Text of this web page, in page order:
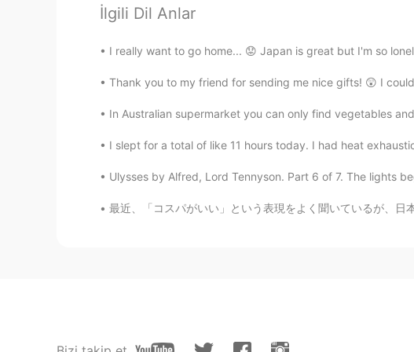
İlgili Dil Anlar
I really want to go home... 😟 Japan is great but I'm so
Thank you to my friend for sending me nice gifts! 😲 I
In Australian supermarket you can only find vegetables
I slept for a total of like 11 hours today. I had heat
Ulysses by Alfred, Lord Tennyson. Part 6 of 7. The lights
最近、「コスパがいい」という表現をよく聞いているが、日本語の「コスパがいい」と英語の「Good